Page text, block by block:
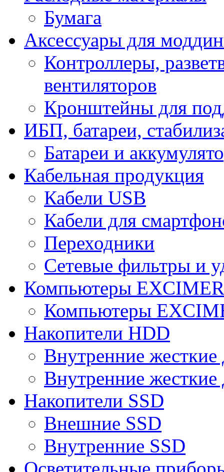
Бумага
Аксессуары для
Контроллеры,
вентиляторов
Кронштейны для
ИБП, батареи,
Батареи и
Кабельная продукция
Кабели USB
Кабели для
Переходники
Сетевые фильтры и
Компьютеры
Компьютеры
Накопители HDD
Внутренние
Внутренние
Накопители SSD
Внешние SSD
Внутренние SSD